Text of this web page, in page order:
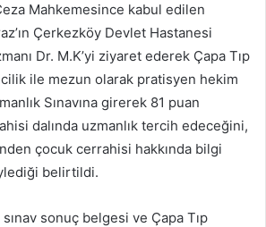
Mahkemesince kabul edilen
Çerkezköy Devlet Hastanesi
Dr. M.K’yi ziyaret ederek Çapa Tıp
ile mezun olarak pratisyen hekim
Sınavına girerek 81 puan
dalında uzmanlık tercih edeceğini,
çocuk cerrahisi hakkında bilgi
belirtildi.
sınav sonuç belgesi ve Çapa Tıp